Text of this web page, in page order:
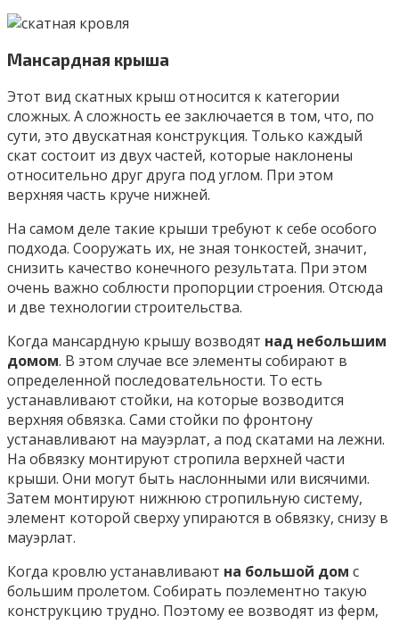
Мансардная крыша
Этот вид скатных крыш относится к категории
сложных. А сложность ее заключается в том, что, по
сути, это двускатная конструкция. Только каждый
скат состоит из двух частей, которые наклонены
относительно друг друга под углом. При этом
верхняя часть круче нижней.
На самом деле такие крыши требуют к себе особого
подхода. Сооружать их, не зная тонкостей, значит,
снизить качество конечного результата. При этом
очень важно соблюсти пропорции строения. Отсюда
и две технологии строительства.
Когда мансардную крышу возводят над небольшим
домом. В этом случае все элементы собирают в
определенной последовательности. То есть
устанавливают стойки, на которые возводится
верхняя обвязка. Сами стойки по фронтону
устанавливают на мауэрлат, а под скатами на лежни.
На обвязку монтируют стропила верхней части
крыши. Они могут быть наслонными или висячими.
Затем монтируют нижнюю стропильную систему,
элемент которой сверху упираются в обвязку, снизу в
мауэрлат.
Когда кровлю устанавливают на большой дом с
большим пролетом. Собирать поэлементно такую
конструкцию трудно. Поэтому ее возводят из ферм,